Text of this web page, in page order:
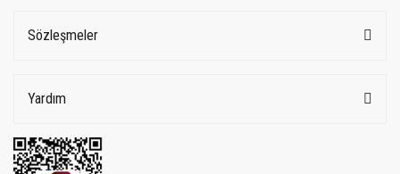
Sözleşmeler
Yardım